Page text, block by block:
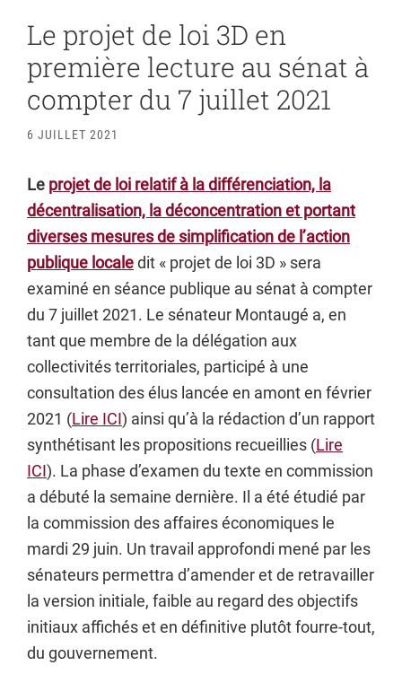
Le projet de loi 3D en
première lecture au sénat à
compter du 7 juillet 2021
6 JUILLET 2021
Le projet de loi relatif à la différenciation, la
décentralisation, la déconcentration et portant
diverses mesures de simplification de l’action
publique localedit « projet de loi 3D » sera
examiné en séance publique au sénat à compter
du 7 juillet 2021. Le sénateur Montaugé a, en
tant que membre de la délégation aux
collectivités territoriales, participé à une
consultation des élus lancée en amont en février
2021 (Lire ICI) ainsi qu’à la rédaction d’un rapport
synthétisant les propositions recueillies (Lire
ICI). La phase d’examen du texte en commission
a débuté la semaine dernière. Il a été étudié par
la commission des affaires économiques le
mardi 29 juin. Un travail approfondi mené par les
sénateurs permettra d’amender et de retravailler
la version initiale, faible au regard des objectifs
initiaux affichés et en définitive plutôt fourre-tout,
du gouvernement.